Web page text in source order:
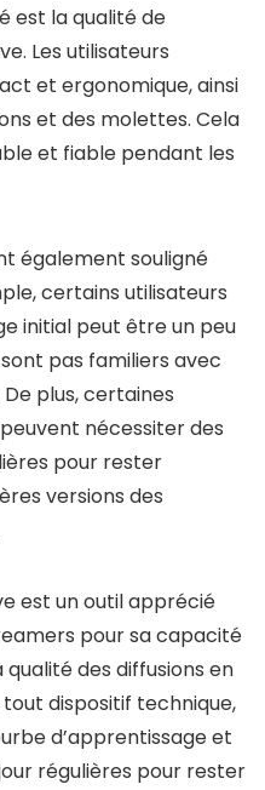
est la qualité de
Les utilisateurs
et ergonomique, ainsi
et des molettes. Cela
et fiable pendant les
également souligné
certains utilisateurs
initial peut être un peu
pas familiers avec
plus, certaines
nécessiter des
pour rester
versions des
est un outil apprécié
pour sa capacité
des diffusions en
dispositif technique,
d’apprentissage et
régulières pour rester